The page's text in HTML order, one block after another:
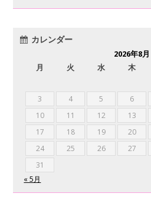
カレンダー
2026年8月
月
火 水 木
3
4 5 6
10
11 12 13
17
18 19 20
24
25 26 27
31
« 5月